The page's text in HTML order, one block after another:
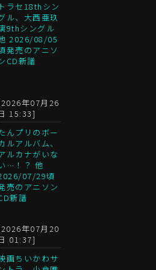
トラセ18thシン
ル、大西亜玖
9thシングル
2026/08/05
発売のアニソ
CD新譜
年07月26
15:33]
んプリのボー
ルアルバム、
ルカナがいな
…！？ 他
07/29頃
売のアニソン
新譜
年07月20
01:37]
画ちいかわサ